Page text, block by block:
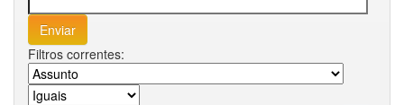
Filtros correntes: